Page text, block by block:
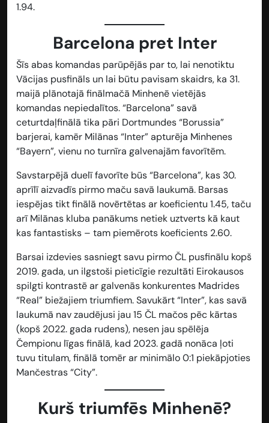
1.94.
Barcelona pret Inter
Šīs abas komandas parūpējās par to, lai nenotiktu
Vācijas pusfināls un lai būtu pavisam skaidrs, ka 31.
maijā plānotajā finālmačā Minhenē vietējās
komandas nepiedalītos. “Barcelona” savā
ceturtdaļfinālā tika pāri Dortmundes “Borussia”
barjerai, kamēr Milānas “Inter” apturēja Minhenes
“Bayern”, vienu no turnīra galvenajām favorītēm.
Savstarpējā duelī favorīte būs “Barcelona”, kas 30.
aprīlī aizvadīs pirmo maču savā laukumā. Barsas
iespējas tikt finālā novērtētas ar koeficientu 1.45, taču
arī Milānas kluba panākums netiek uztverts kā kaut
kas fantastisks – tam piemērots koeficients 2.60.
Barsai izdevies sasniegt savu pirmo ČL pusfinālu kopš
2019. gada, un ilgstoši pieticīgie rezultāti Eirokausos
spilgti kontrastē ar galvenās konkurentes Madrides
“Real” biežajiem triumfiem. Savukārt “Inter”, kas savā
laukumā nav zaudējusi jau 15 ČL mačos pēc kārtas
(kopš 2022. gada rudens), nesen jau spēlēja
Čempionu līgas finālā, kad 2023. gadā nonāca ļoti
tuvu titulam, finālā tomēr ar minimālo 0:1 piekāpjoties
Mančestras “City”.
Kurš triumfēs Minhenē?